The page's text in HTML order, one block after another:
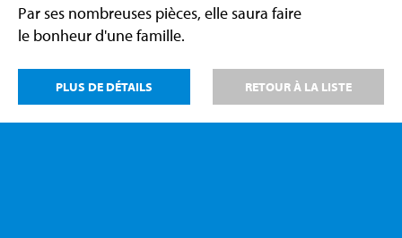
Par ses nombreuses pièces, elle saura faire
le bonheur d'une famille.
PLUS DE DÉTAILS RETOUR À LA LISTE